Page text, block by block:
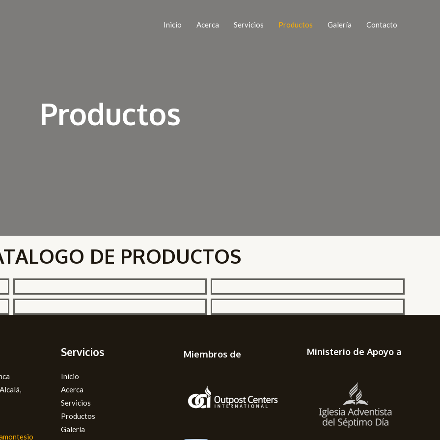
Inicio Acerca Servicios Productos Galería Contacto
Productos
DE PRODUCTOS
Servicios
Inicio
Acerca
Servicios
Productos
Galería
Miembros de Ministerio de Apoyo a